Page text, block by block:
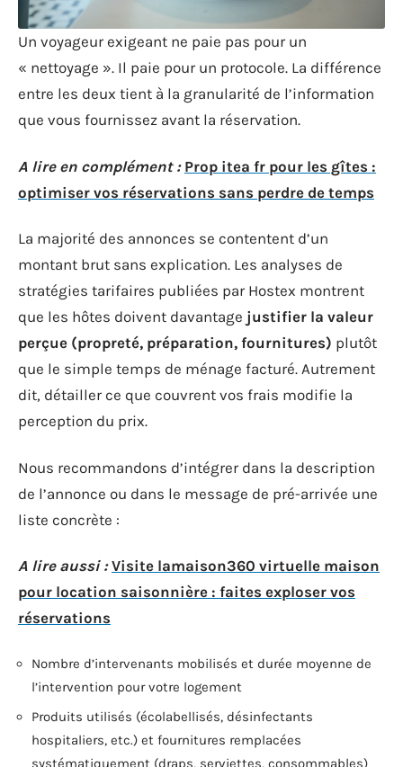
Un voyageur exigeant ne paie pas pour un
« nettoyage ». Il paie pour un protocole. La différence
entre les deux tient à la granularité de l’information
que vous fournissez avant la réservation.
A lire en complément : Prop itea fr pour les gîtes :
optimiser vos réservations sans perdre de temps
La majorité des annonces se contentent d’un
montant brut sans explication. Les analyses de
stratégies tarifaires publiées par Hostex montrent
que les hôtes doivent davantage justifier la valeur
perçue (propreté, préparation, fournitures) plutôt
que le simple temps de ménage facturé. Autrement
dit, détailler ce que couvrent vos frais modifie la
perception du prix.
Nous recommandons d’intégrer dans la description
de l’annonce ou dans le message de pré-arrivée une
liste concrète :
A lire aussi : Visite lamaison360 virtuelle maison
pour location saisonnière : faites exploser vos
réservations
Nombre d’intervenants mobilisés et durée moyenne de
l’intervention pour votre logement
Produits utilisés (écolabellisés, désinfectants
hospitaliers, etc.) et fournitures remplacées
systématiquement (draps, serviettes, consommables)